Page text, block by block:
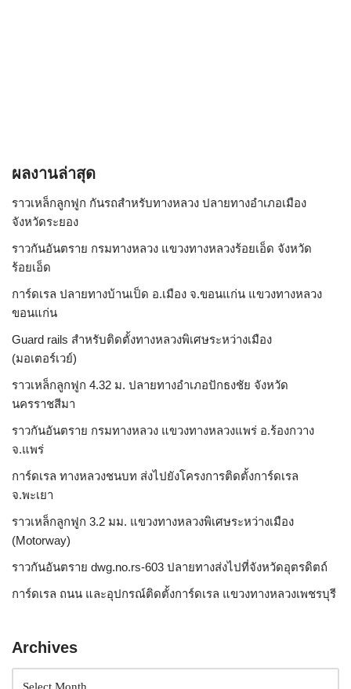
ผลงานล่าสุด
ราวเหล็กลูกฟูก กันรถสําหรับทางหลวง ปลายทางอำเภอเมือง
จังหวัดระยอง
ราวกันอันตราย กรมทางหลวง แขวงทางหลวงร้อยเอ็ด จังหวัด
ร้อยเอ็ด
การ์ดเรล ปลายทางบ้านเป็ด อ.เมือง จ.ขอนแก่น แขวงทางหลวง
ขอนแก่น
Guard rails สำหรับติดตั้งทางหลวงพิเศษระหว่างเมือง
(มอเตอร์เวย์)
ราวเหล็กลูกฟูก 4.32 ม. ปลายทางอำเภอปักธงชัย จังหวัด
นครราชสีมา
ราวกันอันตราย กรมทางหลวง แขวงทางหลวงแพร่ อ.ร้องกวาง
จ.แพร่
การ์ดเรล ทางหลวงชนบท ส่งไปยังโครงการติดตั้งการ์ดเรล
จ.พะเยา
ราวเหล็กลูกฟูก 3.2 มม. แขวงทางหลวงพิเศษระหว่างเมือง
(Motorway)
ราวกันอันตราย dwg.no.rs-603 ปลายทางส่งไปที่จังหวัดอุตรดิตถ์
การ์ดเรล ถนน และอุปกรณ์ติดตั้งการ์ดเรล แขวงทางหลวงเพชรบุรี
Archives